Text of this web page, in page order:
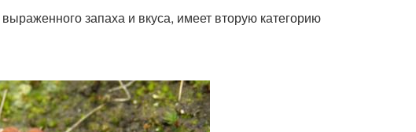
запаха и вкуса, имеет вторую категорию